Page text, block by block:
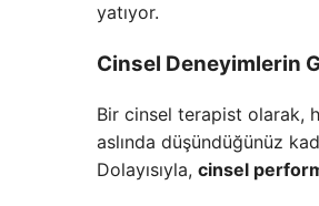
yatıyor.
Cinsel Deneyimlerin
Bir cinsel terapist olarak,
aslında düşündüğünüz
Dolayısıyla, cinsel